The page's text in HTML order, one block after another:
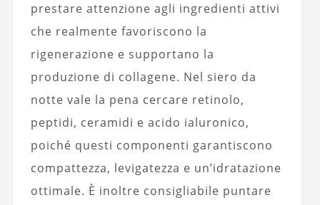
prestare attenzione agli ingredienti attivi
che realmente favoriscono la
rigenerazione e supportano la
produzione di collagene. Nel siero da
notte vale la pena cercare retinolo,
peptidi, ceramidi e acido ialuronico,
poiché questi componenti garantiscono
compattezza, levigatezza e un’idratazione
ottimale. È inoltre consigliabile puntare